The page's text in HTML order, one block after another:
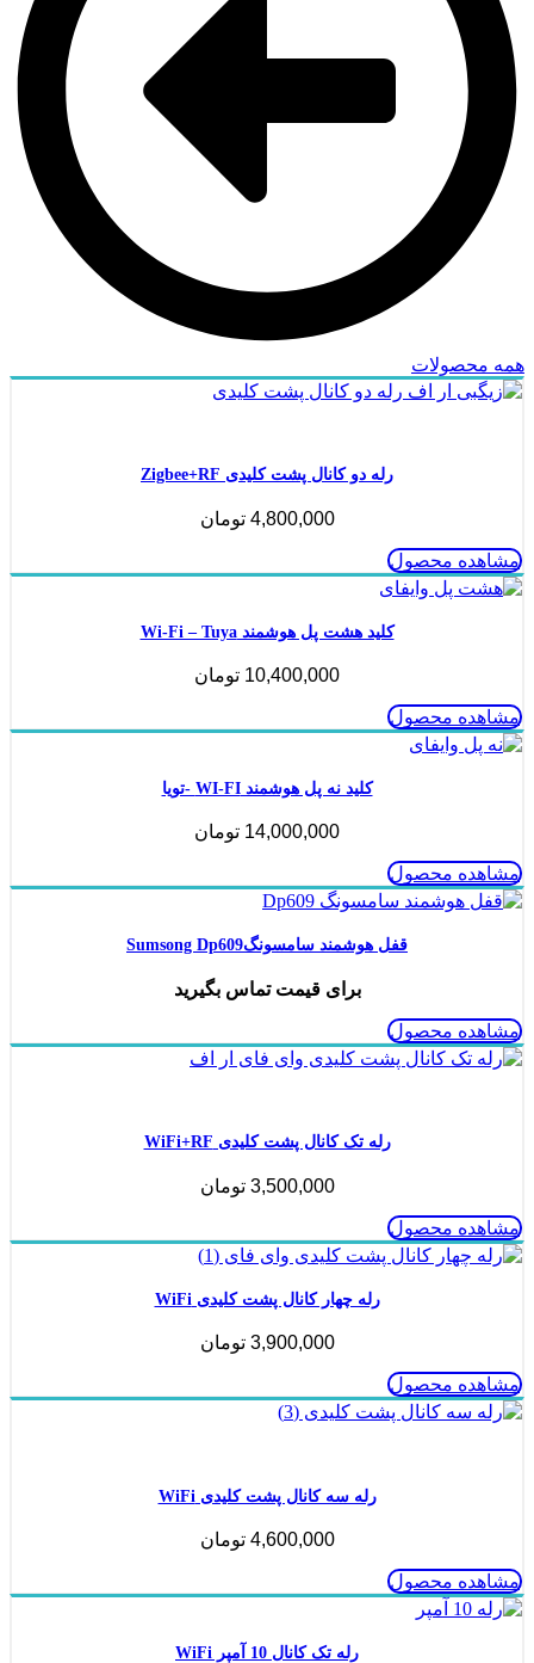
همه محصولات
رله دو کانال پشت کلیدی Zigbee+RF
4,800,000 تومان
مشاهده محصول
کلید هشت پل هوشمند Wi-Fi – Tuya
10,400,000 تومان
مشاهده محصول
کلید نه پل هوشمند WI-FI -تویا
14,000,000 تومان
مشاهده محصول
قفل هوشمند سامسونگSumsong Dp609
برای قیمت تماس بگیرید
مشاهده محصول
رله تک کانال پشت کلیدی WiFi+RF
3,500,000 تومان
مشاهده محصول
رله چهار کانال پشت کلیدی WiFi
3,900,000 تومان
مشاهده محصول
رله سه کانال پشت کلیدی WiFi
4,600,000 تومان
مشاهده محصول
رله تک کانال 10 آمپر WiFi